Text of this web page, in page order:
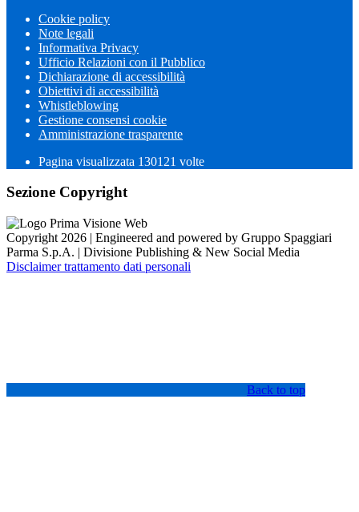
Cookie policy
Note legali
Informativa Privacy
Ufficio Relazioni con il Pubblico
Dichiarazione di accessibilità
Obiettivi di accessibilità
Whistleblowing
Gestione consensi cookie
Amministrazione trasparente
Pagina visualizzata 130121 volte
Sezione Copyright
Copyright 2026 | Engineered and powered by Gruppo Spaggiari
Parma S.p.A. | Divisione Publishing & New Social Media
Disclaimer trattamento dati personali
Back to top